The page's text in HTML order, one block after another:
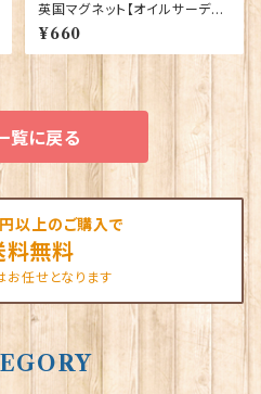
英国マグネット【オイルサーディ
ン】Elgate Products 90030
¥660
覧に戻る
以上のご購入で
料無料
任せとなります